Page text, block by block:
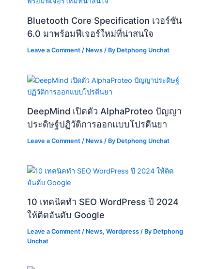
Bluetooth Core Specification เวอร์ชัน
6.0 มาพร้อมฟีเจอร์ใหม่ที่น่าสนใจ
Leave a Comment / News / By Detphong Unchat
DeepMind เปิดตัว AlphaProteo ปัญญา
ประดิษฐ์ปฏิวัติการออกแบบโปรตีนยา
Leave a Comment / News / By Detphong Unchat
10 เทคนิคทำ SEO WordPress ปี 2024
ให้ติดอันดับ Google
Leave a Comment / News,Wordpress / By Detphong
Unchat